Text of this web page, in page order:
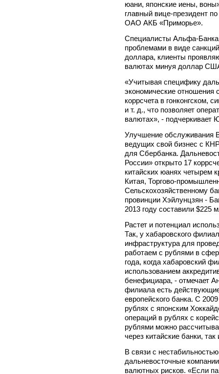
юани, японские иены,
главный вице-президент
ОАО АКБ «Приморье».
Специалисты Альфа-Банка
проблемами в виде
доллара, клиенты
валютах минуя доллар
«Учитывая специфику
экономические
коррсчета в гонконгском,
и т. д., что позволяет
валютах», - подчеркивает
Улучшение обслуживания
ведущих свой бизнес с
для Сбербанка.
России» открыто 17
китайских юанях четырем
Китая, Торгово-
Сельскохозяйственному
провинции Хэйлунцзян -
2013 году составили $225
Растет и потенциал
Так, у хабаровского
инфраструктура для
работаем с рублями в
года, когда хабаровский
использованием
бенефициара, - отмечает
филиала есть
европейского банка. С
рублях с японским
операций в рублях с
рублями можно
через китайские банки,
В связи с
дальневосточные
валютных рисков. «Если